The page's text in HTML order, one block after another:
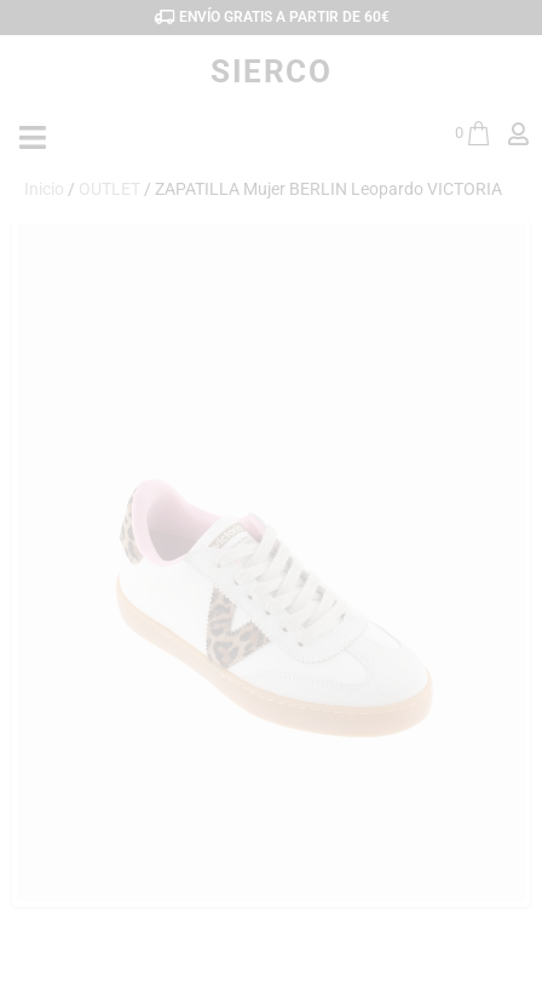
ENVÍO GRATIS A PARTIR DE 60€
SIERCO
0
Inicio / OUTLET / ZAPATILLA Mujer BERLIN Leopardo VICTORIA